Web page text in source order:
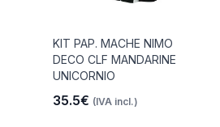
KIT PAP. MACHE NIMO
DECO CLF MANDARINE
UNICORNIO
35.5€ (IVA incl.)